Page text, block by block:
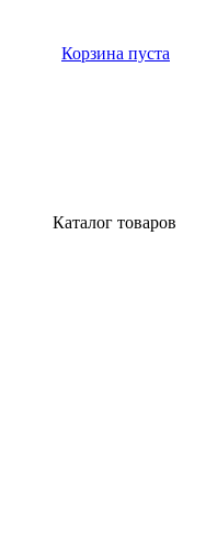
Корзина пуста
Каталог товаров